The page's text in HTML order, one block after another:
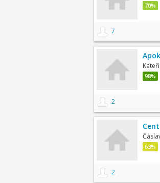
70%
7
98%
2
63%
2